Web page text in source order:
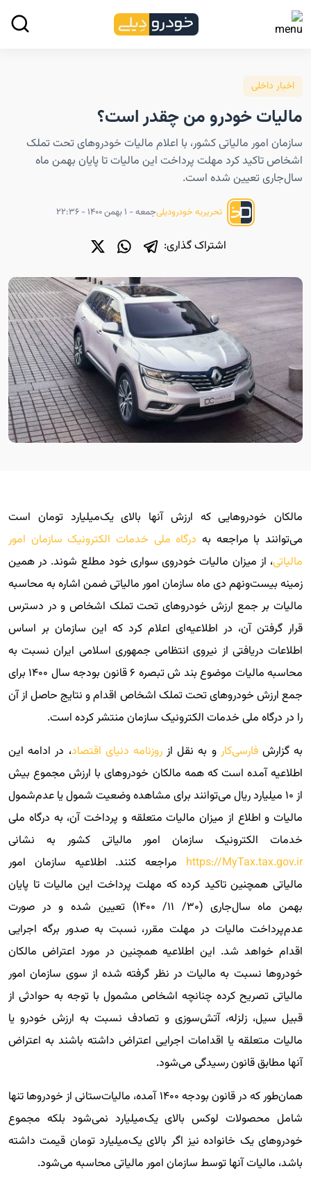
اخبار داخلی
مالیات خودرو من چقدر است؟
سازمان امور مالیاتی کشور، با اعلام مالیات خودروهای تحت تملک
اشخاص تاکید کرد مهلت پرداخت این مالیات تا پایان بهمن ماه
سال‌جاری تعیین شده است.
تحریریه خودرودیلیجمعه - ۱ بهمن ۱۴۰۰ - ۲۲:۳۶
اشتراک گذاری:
مالکان خودروهایی که ارزش آنها بالای یک‌میلیارد تومان است
می‌توانند با مراجعه به درگاه ملی خدمات الکترونیک سازمان امور
مالیاتی، از میزان مالیات خودروی سواری خود مطلع شوند. در همین
زمینه بیست‌ونهم دی ماه سازمان امور مالیاتی ضمن اشاره به محاسبه
مالیات بر جمع ارزش خودرو‌‌‌های تحت تملک اشخاص و در دسترس
قرار گرفتن آن، در اطلاعیه‌ای اعلام کرد که این سازمان ‌بر اساس
اطلاعات دریافتی از نیروی انتظامی جمهوری اسلامی ایران نسبت به
محاسبه مالیات موضوع بند ش تبصره ۶ قانون بودجه سال ۱۴۰۰ برای
جمع ارزش خودرو‌‌‌های تحت تملک اشخاص اقدام و نتایج حاصل از آن
را در درگاه ملی خدمات الکترونیک سازمان منتشر کرده است.
به گزارشفارسی‌کار و به نقل ازروزنامه دنیای اقتصاد، در ادامه این
اطلاعیه آمده است که همه مالکان خودرو‌‌‌های با ارزش مجموع بیش
از ۱۰‌ میلیارد ریال می‌توانند برای مشاهده وضعیت شمول یا عدم‌شمول
مالیات و اطلاع از میزان مالیات متعلقه و پرداخت آن، به درگاه ملی
خدمات الکترونیک سازمان امور مالیاتی کشور به نشانی
https://MyTax.tax.gov.ir مراجعه کنند. اطلاعیه سازمان امور
مالیاتی همچنین تاکید کرده که مهلت پرداخت این مالیات تا پایان
بهمن ماه سال‌جاری (۳۰/ ۱۱/ ۱۴۰۰) تعیین شده و در صورت
عدم‌پرداخت مالیات در مهلت مقرر، نسبت به صدور برگه اجرایی
اقدام خواهد شد. این اطلاعیه همچنین در مورد اعتراض مالکان
خودروها نسبت به مالیات در نظر گرفته شده از سوی سازمان امور
مالیاتی تصریح کرده چنانچه اشخاص مشمول با توجه به حوادثی از
قبیل سیل، زلزله، آتش‌سوزی و تصادف نسبت به ارزش خودرو یا
مالیات متعلقه یا اقدامات اجرایی اعتراض داشته باشند به اعتراض
آنها مطابق قانون رسیدگی می‌شود.
همان‌طور که در قانون بودجه ۱۴۰۰ آمده، مالیات‌ستانی از خودروها تنها
شامل محصولات لوکس بالای یک‌میلیارد نمی‌شود بلکه مجموع
خودروهای یک خانواده نیز اگر بالای یک‌میلیارد تومان قیمت داشته
باشد، مالیات آنها توسط سازمان امور مالیاتی محاسبه می‌شود.